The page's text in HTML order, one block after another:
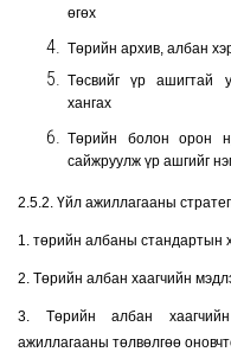
өгөх
Төрийн архив, албан
Төсвийг үр ашигтай
хангах
Төрийн болон орон
сайжруулж үр ашгийг
2.5.2. Үйл ажиллагааны
1. төрийн албаны стандартын
2. Төрийн албан хаагчийн
3. Төрийн албан
ажиллагааны төлвөлгөө